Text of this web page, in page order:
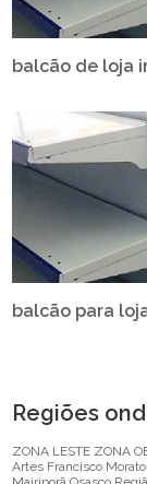
balcão de loja
balcão para
Regiões
ZONA LESTE ZONA
Artes Francisco Morato